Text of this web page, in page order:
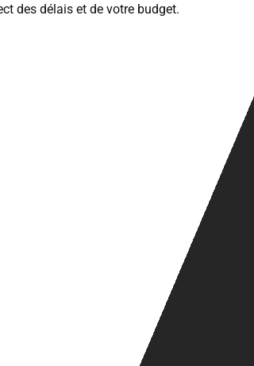
des délais et de votre budget.